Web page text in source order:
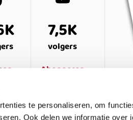
te personaliseren, om
Ook delen we informatie over
7,5K
volgers
Abonneren